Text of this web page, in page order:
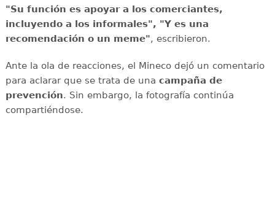
"Su función es apoyar a los comerciantes,
incluyendo a los informales", "Y es una
recomendación o un meme", escribieron.
Ante la ola de reacciones, el Mineco dejó un comentario
para aclarar que se trata de una campaña de
prevención. Sin embargo, la fotografía continúa
compartiéndose.